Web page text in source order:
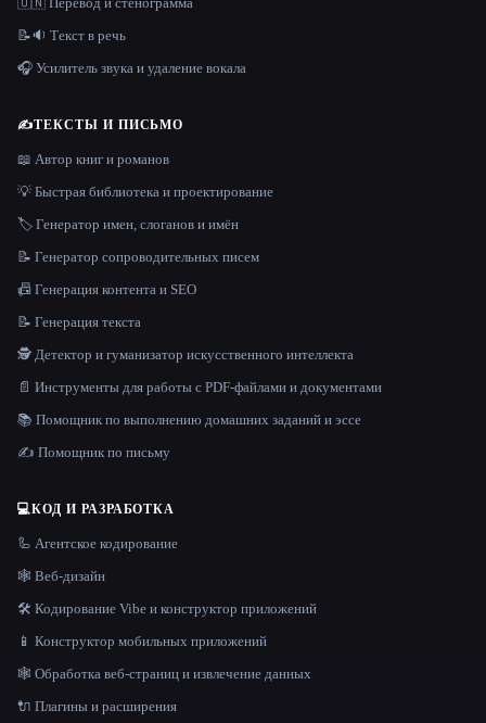
📝🔉 Текст в речь
🎧 Усилитель звука и удаление вокала
✍️ТЕКСТЫ И ПИСЬМО
📖 Автор книг и романов
💡 Быстрая библиотека и проектирование
🏷️ Генератор имен, слоганов и имён
📝 Генератор сопроводительных писем
📠 Генерация контента и SEO
📝 Генерация текста
🕵️ Детектор и гуманизатор искусственного интеллекта
📄 Инструменты для работы с PDF-файлами и документами
📚 Помощник по выполнению домашних заданий и эссе
✍️ Помощник по письму
💻КОД И РАЗРАБОТКА
🦾 Агентское кодирование
🕸 Веб-дизайн
🛠️ Кодирование Vibe и конструктор приложений
📱 Конструктор мобильных приложений
🕸️ Обработка веб-страниц и извлечение данных
🔌 Плагины и расширения